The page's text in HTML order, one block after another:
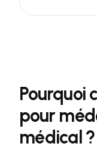
Pourquoi
pour
médical?